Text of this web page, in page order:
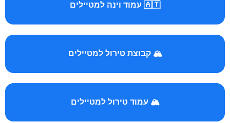
🇦🇹 עמוד וינה למטיילים
🏔️ קבוצת טירול למטיילים
🏔️ עמוד טירול למטיילים